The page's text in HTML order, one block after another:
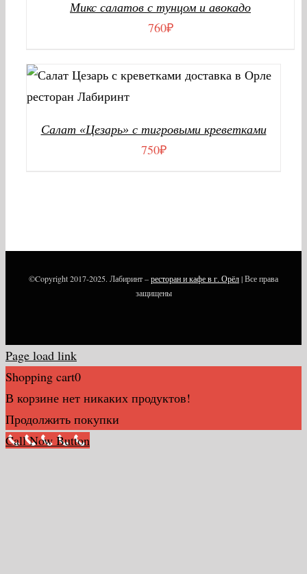
Микс салатов с тунцом и авокадо
760₽
Салат «Цезарь» с тигровыми креветками
750₽
©Copyright 2017-2025. Лабиринт –ресторан и кафе в г. Орёл| Все права
защищены
Page load link
Shopping cart0
В корзине нет никаких продуктов!
Продолжить покупки
Call Now Button